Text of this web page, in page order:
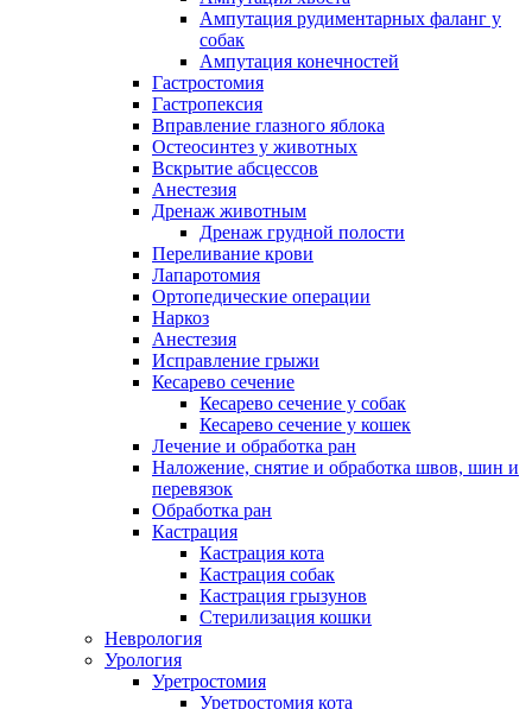
Ампутация рудиментарных фаланг у
собак
Ампутация конечностей
Гастростомия
Гастропексия
Вправление глазного яблока
Остеосинтез у животных
Вскрытие абсцессов
Анестезия
Дренаж животным
Дренаж грудной полости
Переливание крови
Лапаротомия
Ортопедические операции
Наркоз
Анестезия
Исправление грыжи
Кесарево сечение
Кесарево сечение у собак
Кесарево сечение у кошек
Лечение и обработка ран
Наложение, снятие и обработка швов, шин и
перевязок
Обработка ран
Кастрация
Кастрация кота
Кастрация собак
Кастрация грызунов
Стерилизация кошки
Неврология
Урология
Уретростомия
Уретростомия кота